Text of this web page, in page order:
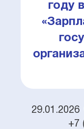
году
29.01.2026
+7